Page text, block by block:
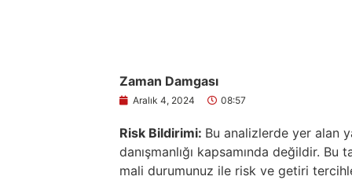
Zaman Damgası
Aralık 4, 2024 08:57
Risk Bildirimi: Bu analizlerde yer alan
danışmanlığı kapsamında değildir.
mali durumunuz ile risk ve getiri